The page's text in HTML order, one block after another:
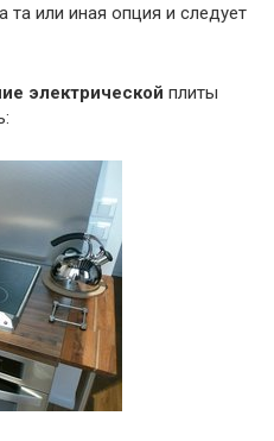
или иная опция и следует
электрической плиты